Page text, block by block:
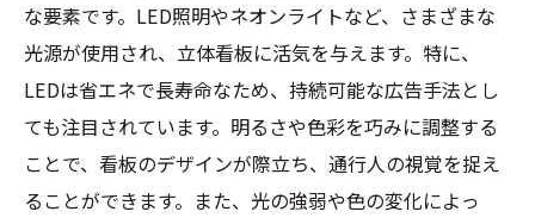
顔
夜の景観における立体看板の重要性
都市ブランドを形成する立体看板
夜景観光と立体看板の魅力
都市のアイコンとしての立体看板
な要素です。LED照明やネオンライトなど、さまざまな
光源が使用され、立体看板に活気を与えます。特に、
LEDは省エネで長寿命なため、持続可能な広告手法とし
ても注目されています。明るさや色彩を巧みに調整する
ことで、看板のデザインが際立ち、通行人の視覚を捉え
ることができます。また、光の強弱や色の変化によっ